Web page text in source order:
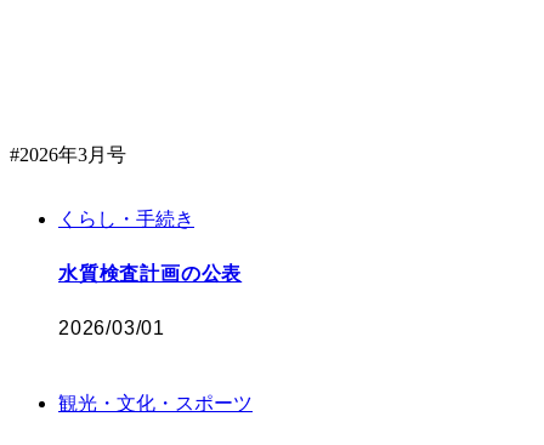
#2026年3月号
くらし・手続き
水質検査計画の公表
2026/03/01
観光・文化・スポーツ